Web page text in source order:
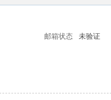
邮箱状态 未验证